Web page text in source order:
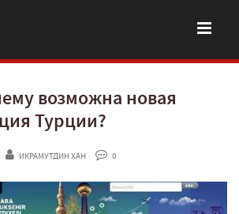
возможна новая
Турции?
ИКРАМУТДИН ХАН 0